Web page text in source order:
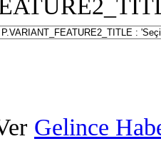
Gelince